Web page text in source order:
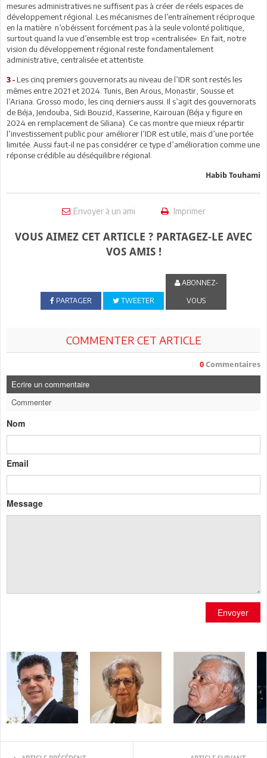
mesures administratives ne suffisent pas à créer de réels espaces de
développement régional. Les mécanismes de l’entraînement réciproque
en la matière n’obéissent forcément pas à la seule volonté politique,
surtout quand la vue d’ensemble est trop «centralisée». En fait, notre
vision du développement régional reste fondamentalement
administrative, centralisée et attentiste.
3 - Les cinq premiers gouvernorats au niveau de l’IDR sont restés les
mêmes entre 2021 et 2024: Tunis, Ben Arous, Monastir, Sousse et
l’Ariana. Grosso modo, les cinq derniers aussi. Il s’agit des gouvernorats
de Béja, Jendouba, Sidi Bouzid, Kasserine, Kairouan (Béja y figure en
2024 en remplacement de Siliana). Ce cas montre que mieux répartir
l’investissement public pour améliorer l’IDR est utile, mais d’une portée
limitée. Aussi faut-il ne pas considérer ce type d’amélioration comme une
réponse crédible au déséquilibre régional.
Habib Touhami
Envoyer à un ami Imprimer
VOUS AIMEZ CET ARTICLE ? PARTAGEZ-LE AVEC
VOS AMIS !
PARTAGER TWEETER
ABONNEZ-
VOUS
COMMENTER CET ARTICLE
0 Commentaires
Ecrire un commentaire
Commenter
Nom
Email
Message
Envoyer